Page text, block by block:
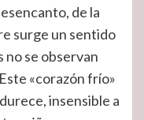
de la
surge un sentido
no se observan
«corazón frío»
insensible a